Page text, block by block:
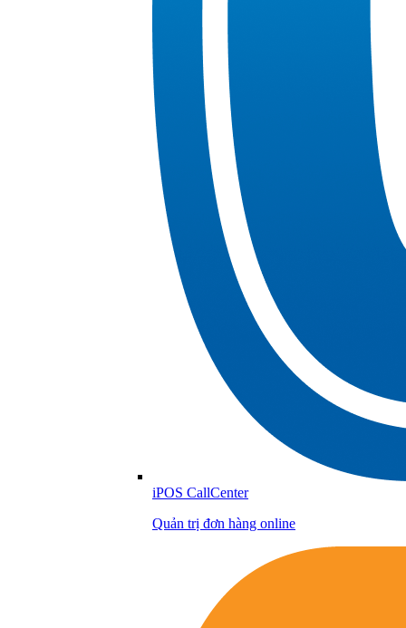
iPOS CallCenter
Quản trị đơn hàng online